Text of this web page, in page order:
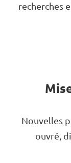
recherches
Nouvelles
ouvré,